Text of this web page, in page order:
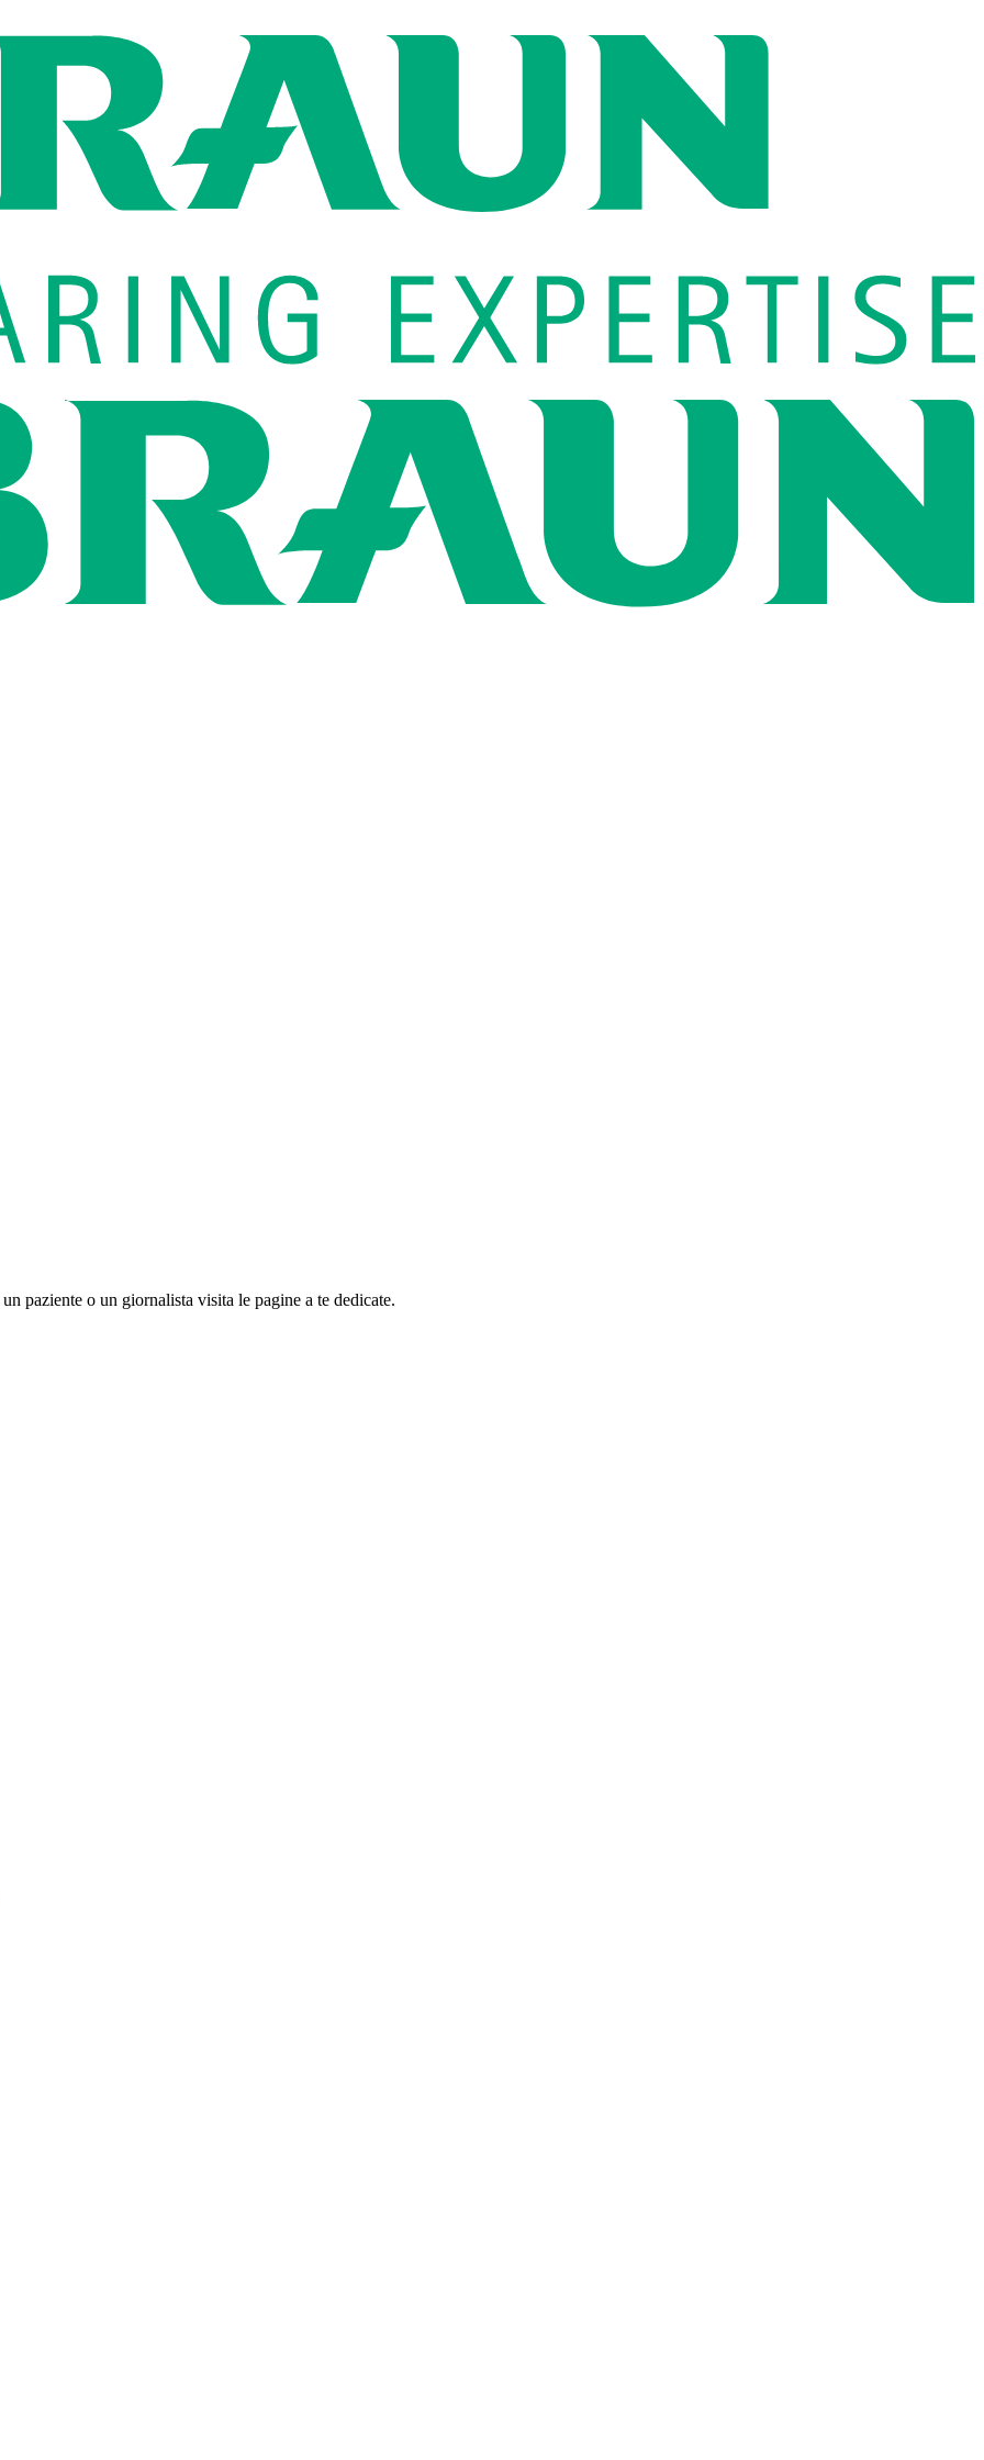
il nostro portfolio completo.
ti aiuterà a trovare il dispositivo più adatto a te.
Global Job Market e trova le posizioni aperte per ogni profilo di carriera.
un nostro referente.
paziente o un giornalista visita le pagine a te dedicate.